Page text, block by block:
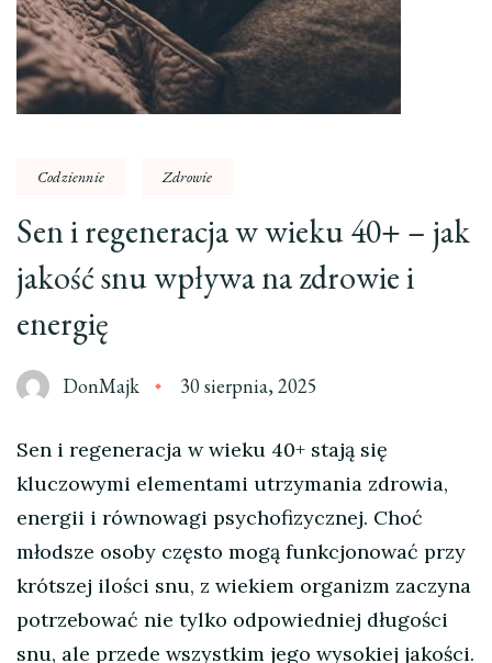
Codziennie Zdrowie
Sen i regeneracja w wieku 40+ – jak
jakość snu wpływa na zdrowie i
energię
DonMajk 30 sierpnia, 2025
Sen i regeneracja w wieku 40+ stają się
kluczowymi elementami utrzymania zdrowia,
energii i równowagi psychofizycznej. Choć
młodsze osoby często mogą funkcjonować przy
krótszej ilości snu, z wiekiem organizm zaczyna
potrzebować nie tylko odpowiedniej długości
snu, ale przede wszystkim jego wysokiej jakości.